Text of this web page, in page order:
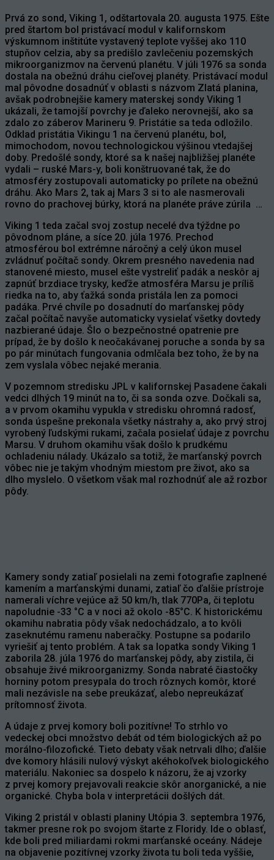
Prvá zo sond, Viking 1, odštartovala 20. augusta 1975. Ešte
pred štartom bol pristávací modul v kalifornskom
výskumnom inštitúte vystavený teplote vyššej ako 110
stupňov celzia, aby sa predišlo zavlečeniu pozemských
mikroorganizmov na červenú planétu. V júli 1976 sa sonda
dostala na obežnú dráhu cieľovej planéty. Pristávací modul
mal pôvodne dosadnúť v oblasti s názvom Zlatá planina,
avšak podrobnejšie kamery materskej sondy Viking 1
ukázali, že tamojší povrchy je ďaleko nerovnejší, ako sa
zdalo zo záberov Marineru 9. Pristátie sa teda odložilo.
Odklad pristátia Vikingu 1 na červenú planétu, bol,
mimochodom, novou technologickou výšinou vtedajšej
doby. Predošlé sondy, ktoré sa k našej najbližšej planéte
vydali – ruské Mars-y, boli konštruované tak, že do
atmosféry zostupovali automaticky po prílete na obežnú
dráhu. Ako Mars 2, tak aj Mars 3 si to ale nasmerovali
rovno do prachovej búrky, ktorá na planéte práve zúrila …
Viking 1 teda začal svoj zostup necelé dva týždne po
pôvodnom pláne, a síce 20. júla 1976. Prechod
atmosférou bol extrémne náročný a celý úkon musel
zvládnuť počítač sondy. Okrem presného navedenia nad
stanovené miesto, musel ešte vystreliť padák a neskôr aj
zapnúť brzdiace trysky, keďže atmosféra Marsu je príliš
riedka na to, aby ťažká sonda pristála len za pomoci
padáka. Prvé chvíle po dosadnutí do marťanskej pôdy
začal počítač navyše automaticky vysielať všetky dovtedy
nazbierané údaje. Šlo o bezpečnostné opatrenie pre
prípad, že by došlo k neočakávanej poruche a sonda by sa
po pár minútach fungovania odmlčala bez toho, že by na
zem vyslala vôbec nejaké merania.
V pozemnom stredisku JPL v kalifornskej Pasadene čakali
vedci dlhých 19 minút na to, či sa sonda ozve. Dočkali sa,
a v prvom okamihu vypukla v stredisku ohromná radosť,
sonda úspešne prekonala všetky nástrahy a, ako prvý stroj
vyrobený ľudskými rukami, začala posielať údaje z povrchu
Marsu. V druhom okamihu však došlo k prudkému
ochladeniu nálady. Ukázalo sa totiž, že marťanský povrch
vôbec nie je takým vhodným miestom pre život, ako sa
dlho myslelo. O všetkom však mal rozhodnúť ale až rozbor
pôdy.
Kamery sondy zatiaľ posielali na zemi fotografie zaplnené
kamením a marťanskými dunami, zatiaľ čo ďalšie prístroje
namerali víchre vejúce až 50 km/h, tlak 770Pa, či teplotu
napoludnie -33 °C a v noci až okolo -85°C. K historickému
okamihu nabratia pôdy však nedochádzalo, a to kvôli
zaseknutému ramenu naberačky. Postupne sa podarilo
vyriešiť aj tento problém. A tak sa lopatka sondy Viking 1
zaborila 28. júla 1976 do marťanskej pôdy, aby zistila, či
obsahuje živé mikroorganizmy. Sonda nabraté čiastočky
horniny potom presypala do troch rôznych komôr, ktoré
mali nezávisle na sebe preukázať, alebo nepreukázať
prítomnosť života.
A údaje z prvej komory boli pozitívne! To strhlo vo
vedeckej obci množstvo debát od tém biologických až po
morálno-filozofické. Tieto debaty však netrvali dlho; ďalšie
dve komory hlásili nulový výskyt akéhokoľvek biologického
materiálu. Nakoniec sa dospelo k názoru, že aj vzorky
z prvej komory prejavovali reakcie skôr anorganické, a nie
organické. Chyba bola v interpretácii došlých dát.
Viking 2 pristál v oblasti planiny Utópia 3. septembra 1976,
takmer presne rok po svojom štarte z Floridy. Ide o oblasť,
kde boli pred miliardami rokmi marťanské oceány. Nádeje
na objavenie pozitívnej vzorky života tu boli teda vyššie,